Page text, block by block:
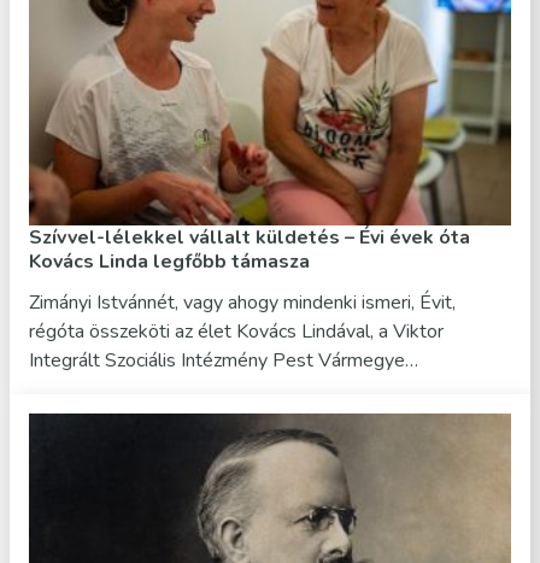
Szívvel-lélekkel vállalt küldetés – Évi évek óta
Kovács Linda legfőbb támasza
Zimányi Istvánnét, vagy ahogy mindenki ismeri, Évit,
régóta összeköti az élet Kovács Lindával, a Viktor
Integrált Szociális Intézmény Pest Vármegye…